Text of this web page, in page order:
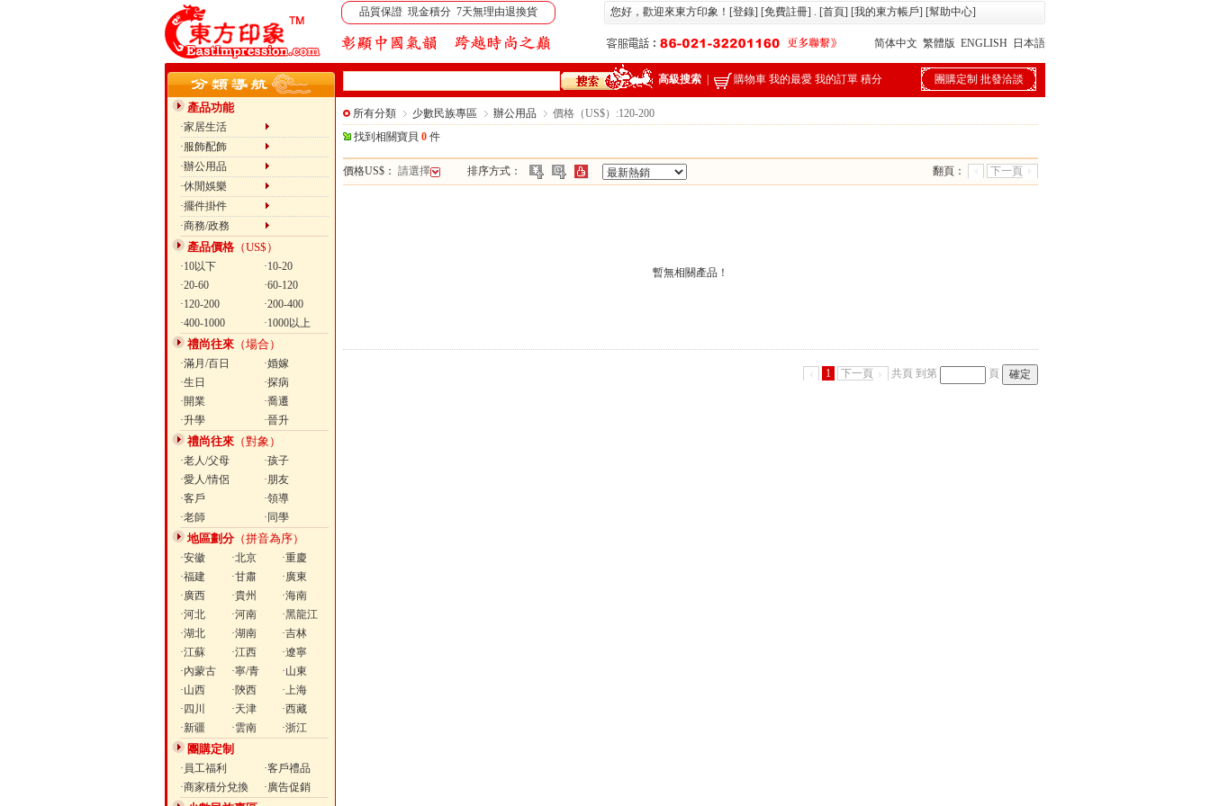
品質保證 現金積分 7天無理由退換貨 您好，歡迎來東方印象！[登錄] [免費註冊] . [首頁] [我的東方帳戶] [幫助中心]
简体中文 繁體版 ENGLISH 日本語
高級搜索 購物車 我的最愛 我的訂單 積分 團購定制 批發洽談
產品功能
·家居生活
·服飾配飾
·辦公用品
·休閒娛樂
·擺件掛件
·商務/政務
產品價格 （US$）
·10以下
·10-20
·20-60
·60-120
·120-200
·200-400
·400-1000
·1000以上
禮尚往來 （場合）
·滿月/百日
·婚嫁
·生日
·探病
·開業
·喬遷
·升學
·晉升
禮尚往來 （對象）
·老人/父母
·孩子
·愛人/情侶
·朋友
·客戶
·領導
·老師
·同學
地區劃分（拼音為序）
·安徽 ·北京
·重慶
·福建
·甘肅
·廣東
·廣西
·貴州
·海南
·河北
·河南
·黑龍江
·湖北
·湖南
·吉林
·江蘇
·江西
·遼寧
·內蒙古
·寧/青
·山東
·山西
·陝西
·上海
·四川
·天津
·西藏
·新疆
·雲南 ·浙江
團購定制
·員工福利
·客戶禮品
·商家積分兌換
·廣告促銷
所有分類 少數民族專區 辦公用品
價格（US$）:120-200
找到相關寶貝 0 件
價格US$： 請選擇 排序方式： 翻頁： 下一頁
暫無相關產品！
1 下一頁 共頁 到第 頁